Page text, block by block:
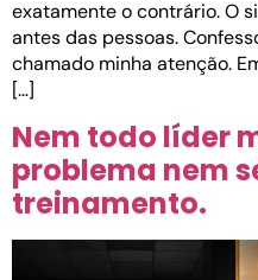
exatamente o contrário. O
antes das pessoas.
chamado minha atenção.
[…]
Nem todo líder
problema nem
treinamento.